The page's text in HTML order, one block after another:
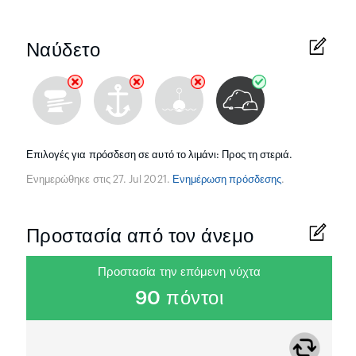
Ναύδετο
Επιλογές για πρόσδεση σε αυτό το λιμάνι: Προς τη στεριά.
Ενημερώθηκε στις 27. Jul 2021. Ενημέρωση πρόσδεσης.
Προστασία από τον άνεμο
Προστασία την επόμενη νύχτα
90 πόντοι